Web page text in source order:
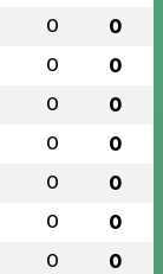
0 0
0 0
0 0
0 0
0 0
0 0
0 0